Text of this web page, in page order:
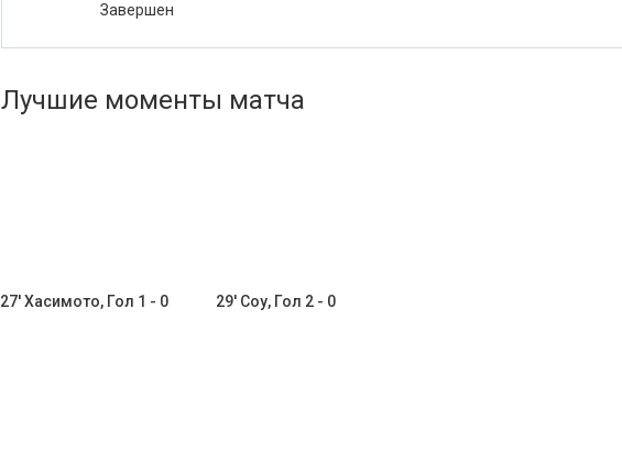
Завершен
Лучшие моменты матча
27' Хасимото, Гол 1 - 0 29' Соу, Гол 2 - 0